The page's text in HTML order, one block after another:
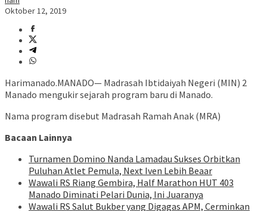
Oktober 12, 2019
Harimanado.MANADO— Madrasah Ibtidaiyah Negeri (MIN) 2
Manado mengukir sejarah program baru di Manado.
Nama program disebut Madrasah Ramah Anak (MRA)
Bacaan Lainnya
Turnamen Domino Nanda Lamadau Sukses Orbitkan
Puluhan Atlet Pemula, Next Iven Lebih Beaar
Wawali RS Riang Gembira, Half Marathon HUT 403
Manado Diminati Pelari Dunia, Ini Juaranya
Wawali RS Salut Bukber yang Digagas APM, Cerminkan